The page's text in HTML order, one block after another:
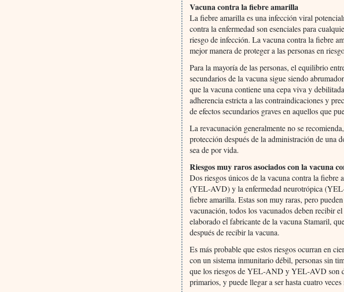
Vacuna contra la fiebre amarilla
La fiebre amarilla es una infección viral
contra la enfermedad son esenciales para
riesgo de infección. La vacuna contra la fiebre
mejor manera de proteger a las personas en
Para la mayoría de las personas, el equilibrio
secundarios de la vacuna sigue siendo
que la vacuna contiene una cepa viva y
adherencia estricta a las contraindicaciones y
de efectos secundarios graves en aquellos que
La revacunación generalmente no se
protección después de la administración de una
sea de por vida.
Riesgos muy raros asociados con la vacuna
Dos riesgos únicos de la vacuna contra la fiebre
(YEL-AVD) y la enfermedad neurotrópica
fiebre amarilla. Estas son muy raras, pero
vacunación, todos los vacunados deben recibir
elaborado el fabricante de la vacuna Stamaril,
después de recibir la vacuna.
Es más probable que estos riesgos ocurran en
con un sistema inmunitario débil, personas sin
que los riesgos de YEL-AND y YEL-AVD son
primarios, y puede llegar a ser hasta cuatro